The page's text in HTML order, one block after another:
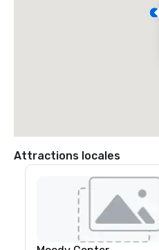
Attractions locales